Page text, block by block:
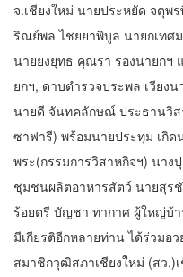
จ.เชียงใหม่ นายประหยัด จตุพ
ริณย์พล ไชยยาพิบูล นายกเทศ
นายยงยุทธ คุณรา รองนายกฯ
ยกฯ, ดาบตำรวจประพล เวียง
นายดี จันทคลักษณ์ ประธานวิ
ซาฟารี) พร้อมนายประทุม เกิ
พระ(กรรมการวิสาหกิจฯ) นา
ชุมชนผลิตอาหารสัตว์ นายสุร
ร้อยตรี บัญชา ทากาศ ผู้ใหญ่บ้
มีเกียรติอีกหลายท่าน ได้ร่วมอ
สมาชิกวุฒิสภาเชียงใหม่ (สว.)